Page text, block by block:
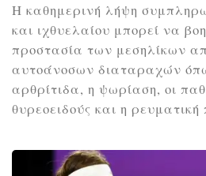
Η καθημερινή λήψη
και ιχθυελαίου μπορεί να
προστασία των μεσηλίκων
αυτοάνοσων διαταραχών
αρθρίτιδα, η ψωρίαση, οι
θυρεοειδούς και η